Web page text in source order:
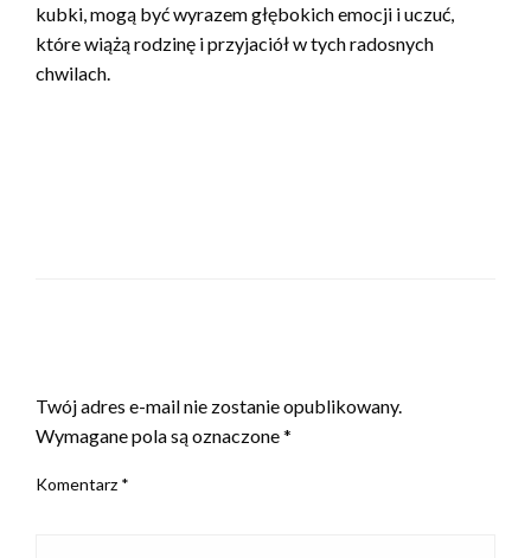
kubki, mogą być wyrazem głębokich emocji i uczuć,
które wiążą rodzinę i przyjaciół w tych radosnych
chwilach.
Twój adres e-mail nie zostanie opublikowany.
Wymagane pola są oznaczone*
Komentarz *